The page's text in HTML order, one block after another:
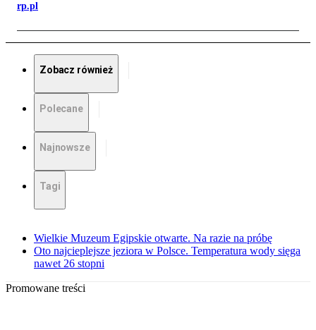
rp.pl
Zobacz również
Polecane
Najnowsze
Tagi
Wielkie Muzeum Egipskie otwarte. Na razie na próbę
Oto najcieplejsze jeziora w Polsce. Temperatura wody sięga
nawet 26 stopni
Promowane treści